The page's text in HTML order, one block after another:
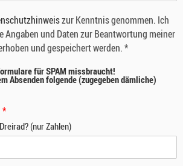
zur Kenntnis genommen. Ich
Angaben und Daten zur Beantwortung meiner
und gespeichert werden. *
für SPAM missbraucht!
Absenden folgende (zugegeben dämliche)
*
(nur Zahlen)